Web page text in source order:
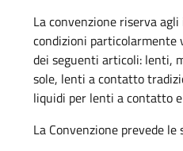
La convenzione riserva
condizioni particolarmente
dei seguenti articoli: lenti,
sole, lenti a contatto
liquidi per lenti a contatto
La Convenzione prevede